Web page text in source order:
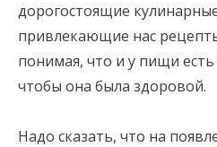
дорогостоящие
привлекающие нас
понимая, что и у пищи
чтобы она была здоровой.
Надо сказать, что на